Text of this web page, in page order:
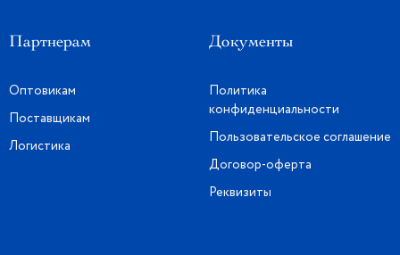
Партнерам
Оптовикам
Поставщикам
Логистика
Документы
Политика
конфиденциальности
Пользовательское соглашение
Договор-оферта
Реквизиты